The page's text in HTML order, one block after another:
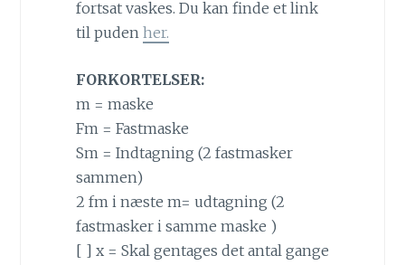
fortsat vaskes. Du kan finde et link
til puden her.
FORKORTELSER:
m = maske
Fm = Fastmaske
Sm = Indtagning (2 fastmasker
sammen)
2 fm i næste m= udtagning (2
fastmasker i samme maske )
[ ] x = Skal gentages det antal gange